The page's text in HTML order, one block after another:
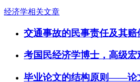
经济学相关文章
交通事故的民事责任及其
考国民经济学博士，高级
毕业论文的结构原则——论